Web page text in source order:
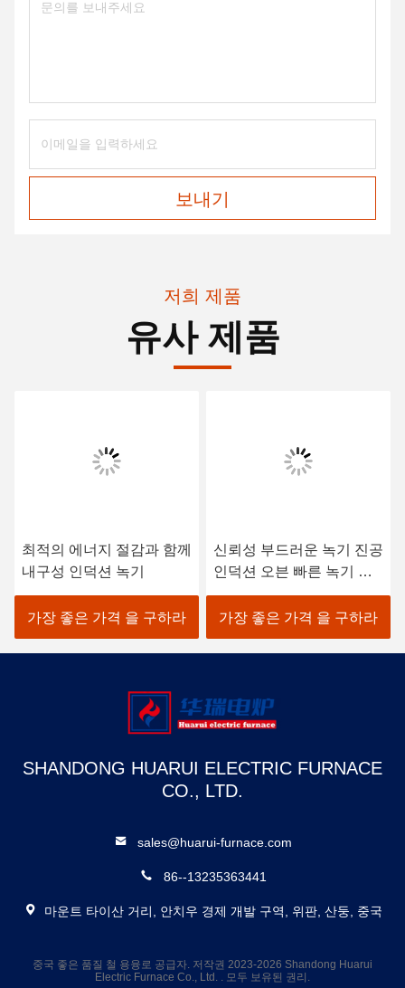
보내기
저희 제품
유사 제품
최적의 에너지 절감과 함께
내구성 인덕션 녹기
가장 좋은 가격 을 구하라
신뢰성 부드러운 녹기 진공
인덕션 오븐 빠른 녹기 속
도
가장 좋은 가격 을 구하라
SHANDONG HUARUI ELECTRIC FURNACE
CO., LTD.
sales@huarui-furnace.com
86--13235363441
마운트 타이산 거리, 안치우 경제 개발 구역, 위판, 산둥, 중국
중국 좋은 품질 철 용융로 공급자. 저작권 2023-2026 Shandong Huarui
Electric Furnace Co., Ltd. . 모두 보유된 권리.